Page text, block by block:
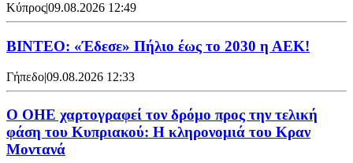
Κύπρος|09.08.2026 12:49
ΒΙΝΤΕΟ: «Έδεσε» Πήλιο έως το 2030 η ΑΕΚ!
Γήπεδο|09.08.2026 12:33
Ο ΟΗΕ χαρτογραφεί τον δρόμο προς την τελική
φάση του Κυπριακού: Η κληρονομιά του Κραν
Μοντανά